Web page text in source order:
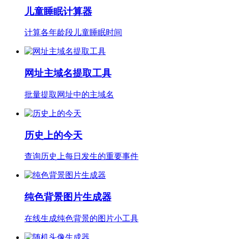
儿童睡眠计算器
计算各年龄段儿童睡眠时间
网址主域名提取工具
批量提取网址中的主域名
历史上的今天
查询历史上每日发生的重要事件
纯色背景图片生成器
在线生成纯色背景的图片小工具